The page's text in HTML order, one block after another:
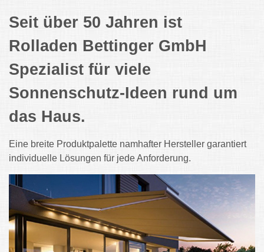
Seit über 50 Jahren ist
Rolladen Bettinger GmbH
Spezialist für viele
Sonnenschutz-Ideen rund um
das Haus.
Eine breite Produktpalette namhafter Hersteller garantiert
individuelle Lösungen für jede Anforderung.